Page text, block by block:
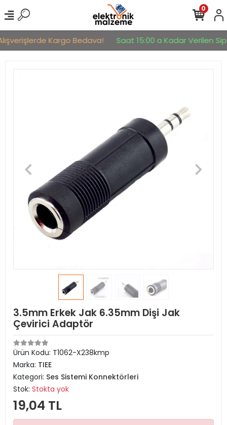
Kargo Bedava! Saat 15:00 a Kadar Verilen
0
3.5mm Erkek Jak 6.35mm Dişi Jak
Çevirici Adaptör
Ürün Kodu: T1062-X238kmp
Marka: TIEE
Kategori: Ses Sistemi Konnektörleri
Stok: Stokta yok
19,04 TL